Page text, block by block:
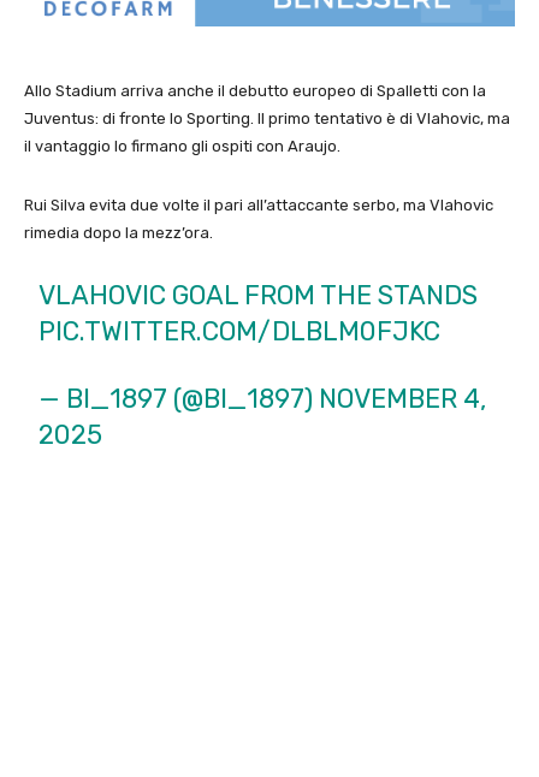
Allo Stadium arriva anche il debutto europeo di Spalletti con la
Juventus: di fronte lo Sporting. Il primo tentativo è di Vlahovic, ma
il vantaggio lo firmano gli ospiti con Araujo.
Rui Silva evita due volte il pari all’attaccante serbo, ma Vlahovic
rimedia dopo la mezz’ora.
VLAHOVIC GOAL FROM THE STANDS
PIC.TWITTER.COM/DLBLM0FJKC
— BI_1897 (@BI_1897) NOVEMBER 4,
2025